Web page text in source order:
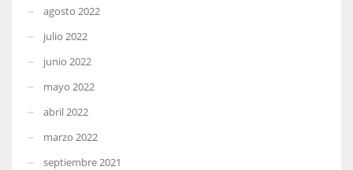
agosto 2022
julio 2022
junio 2022
mayo 2022
abril 2022
marzo 2022
septiembre 2021